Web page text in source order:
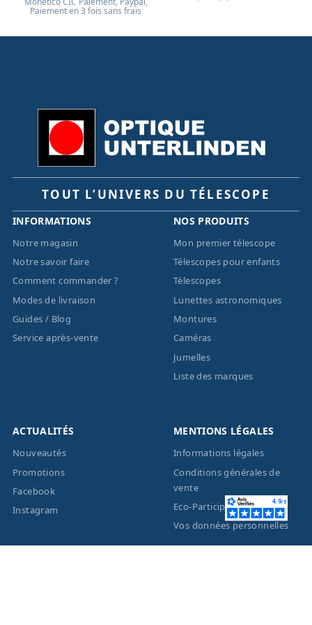
Paiement en 3 fois sans frais
TOUT L’UNIVERS DU TÉLESCOPE
INFORMATIONS
Notre magasin
Notre savoir faire
Comment commander ?
Modes de livraison
Guides / Blog
Service après-vente
NOS PRODUITS
Mon premier télescope
Télescopes pour enfants
Télescopes
Lunettes astronomiques
Montures
Caméras
Jumelles
Liste des marques
ACTUALITÉS
Nouveautés
Promotions
Facebook
Instagram
MENTIONS LÉGALES
Informations légales
Conditions générales de
vente
Eco-Participation
Vos données personnelles